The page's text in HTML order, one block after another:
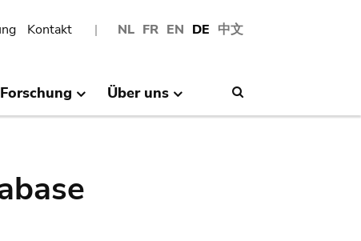
NL FR EN DE 中文
Kontakt
Forschung Über uns